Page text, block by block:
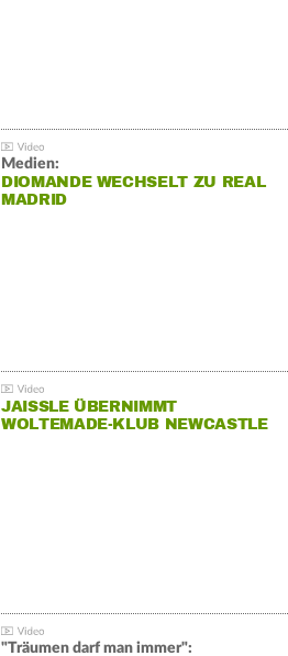
Medien:
DIOMANDE WECHSELT ZU REAL
MADRID
JAISSLE ÜBERNIMMT
WOLTEMADE-KLUB NEWCASTLE
"Träumen darf man immer":